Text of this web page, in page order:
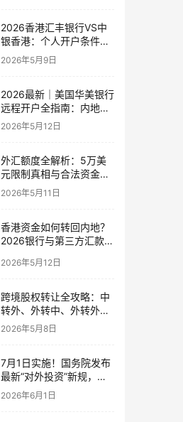
2026香港汇丰银行VS中
银香港：个人开户条件、
费用、下户速度全方位对
比指南
2026年5月9日
2026最新｜美国华美银行
远程开户全指南：内地居
民足不出户办理美股与跨
2026年5月12日
外汇额度全解析：5万美
元限制真相与合法资金出
境通道
2026年5月11日
香港资金如何转回内地？
2026银行与第三方汇款全
2026年5月12日
跨境股权转让全攻略：中
转外、外转中、外转外合
规流程与税务处理（2026
2026年5月8日
7月1日实施！国务院发布
最新“对外投资”新规，炒
股、出海、海外资产配置
会有何影响
2026年6月1日